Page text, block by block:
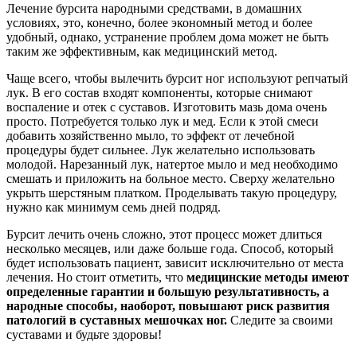
Лечение бурсита народными средствами, в домашних
условиях, это, конечно, более экономный метод и более
удобный, однако, устранение проблем дома может не быть
таким же эффективным, как медицинский метод.
Чаще всего, чтобы вылечить бурсит ног используют репчатый
лук. В его состав входят компоненты, которые снимают
воспаление и отек с суставов. Изготовить мазь дома очень
просто. Потребуется только лук и мед. Если к этой смеси
добавить хозяйственно мыло, то эффект от лечебной
процедуры будет сильнее. Лук желательно использовать
молодой. Нарезанный лук, натертое мыло и мед необходимо
смешать и приложить на больное место. Сверху желательно
укрыть шерстяным платком. Проделывать такую процедуру,
нужно как минимум семь дней подряд.
Бурсит лечить очень сложно, этот процесс может длиться
несколько месяцев, или даже больше года. Способ, который
будет использовать пациент, зависит исключительно от места
лечения. Но стоит отметить, что медицинские методы имеют
определенные гарантии и большую результативность, а
народные способы, наоборот, повышают риск развития
патологий в суставных мешочках ног. Следите за своими
суставами и будьте здоровы!